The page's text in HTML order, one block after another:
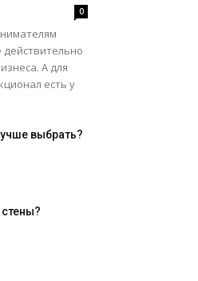
0
А для
есть у
выбрать?